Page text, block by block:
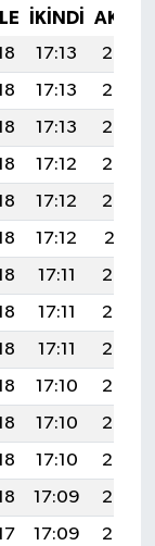
İKINDI
17:13
20:35
17:13
20:35
17:13
20:34
17:12
20:33
17:12
20:32
17:12
20:31
17:11
20:30
17:11
20:29
17:11
20:28
17:10
20:27
17:10
20:26
17:10
20:24
17:09
20:23
17:09
20:22